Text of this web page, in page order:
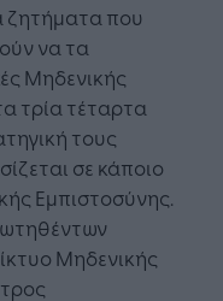
ζητήματα που
να τα
Μηδενικής
τρία τέταρτα
τους
σε κάποιο
Εμπιστοσύνης.
Μηδενικής